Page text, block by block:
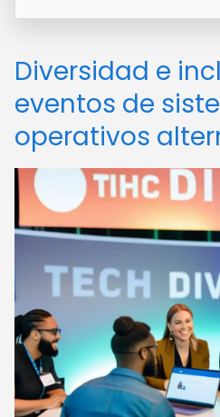
Diversidad e
eventos de
operativos